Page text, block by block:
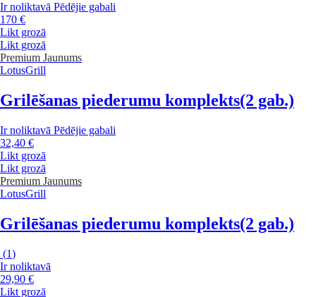
Ir noliktavā Pēdējie gabali
170 €
Likt grozā
Likt grozā
Premium Jaunums
LotusGrill
Grilēšanas piederumu komplekts(2 gab.)
Ir noliktavā Pēdējie gabali
32,40 €
Likt grozā
Likt grozā
Premium Jaunums
LotusGrill
Grilēšanas piederumu komplekts(2 gab.)
(1)
Ir noliktavā
29,90 €
Likt grozā